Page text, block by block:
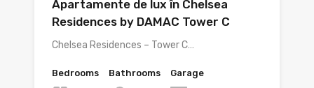
Apartamente de lux în Chelsea
Residences by DAMAC Tower C
Chelsea Residences – Tower C…
Bedrooms Bathrooms Garage